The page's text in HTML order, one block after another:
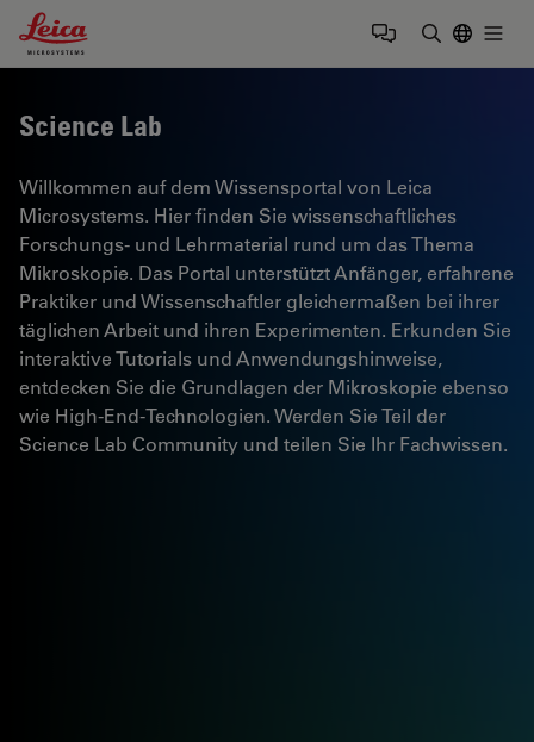
Leica Microsystems Logo
Science Lab
Willkommen auf dem Wissensportal von Leica
Microsystems. Hier finden Sie wissenschaftliches
Forschungs- und Lehrmaterial rund um das Thema
Mikroskopie. Das Portal unterstützt Anfänger, erfahrene
Praktiker und Wissenschaftler gleichermaßen bei ihrer
täglichen Arbeit und ihren Experimenten. Erkunden Sie
interaktive Tutorials und Anwendungshinweise,
entdecken Sie die Grundlagen der Mikroskopie ebenso
wie High-End-Technologien. Werden Sie Teil der
Science Lab Community und teilen Sie Ihr Fachwissen.